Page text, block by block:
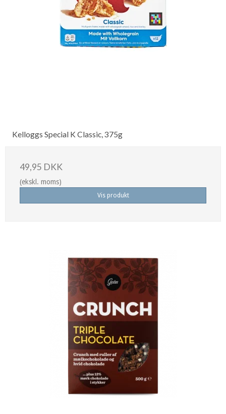
Kelloggs Special K Classic, 375g
49,95 DKK
(ekskl. moms)
Vis produkt